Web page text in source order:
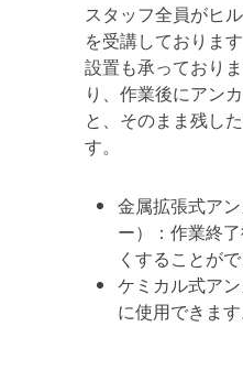
スタッフ全員がヒ
を受講しておりま
設置も承っており
り、作業後にアン
と、そのまま残し
す。
金属拡張式ア
ー）：作業終
くすることがで
ケミカル式ア
に使用できます